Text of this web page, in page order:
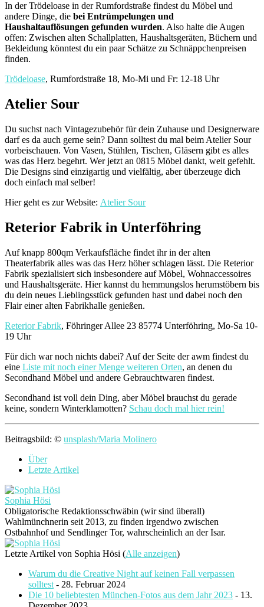
In der Trödeloase in der Rumfordstraße findest du Möbel und
andere Dinge, die bei Entrümpelungen und
Haushaltauflösungen gefunden wurden. Also halte die Augen
offen: Zwischen alten Schallplatten, Haushaltsgeräten, Büchern und
Bekleidung könntest du ein paar Schätze zu Schnäppchenpreisen
finden.
Trödeloase, Rumfordstraße 18, Mo-Mi und Fr: 12-18 Uhr
Atelier Sour
Du suchst nach Vintagezubehör für dein Zuhause und Designerware
darf es da auch gerne sein? Dann solltest du mal beim Atelier Sour
vorbeischauen. Von Vasen, Stühlen, Tischen, Gläsern gibt es alles
was das Herz begehrt. Wer jetzt an 0815 Möbel dankt, weit gefehlt.
Die Designs sind einzigartig und vielfältig, aber überzeuge dich
doch einfach mal selber!
Hier geht es zur Website: Atelier Sour
Reterior Fabrik in Unterföhring
Auf knapp 800qm Verkaufsfläche findet ihr in der alten
Theaterfabrik alles was das Herz höher schlagen lässt. Die Reterior
Fabrik spezialisiert sich insbesondere auf Möbel, Wohnaccessoires
und Haushaltsgeräte. Hier kannst du hemmungslos herumstöbern bis
du dein neues Lieblingsstück gefunden hast und dabei noch den
Flair einer alten Fabrikhalle genießen.
Reterior Fabrik, Föhringer Allee 23 85774 Unterföhring, Mo-Sa 10-
19 Uhr
Für dich war noch nichts dabei? Auf der Seite der awm findest du
eine Liste mit noch einer Menge weiteren Orten, an denen du
Secondhand Möbel und andere Gebrauchtwaren findest.
Secondhand ist voll dein Ding, aber Möbel brauchst du gerade
keine, sondern Winterklamotten? Schau doch mal hier rein!
Beitragsbild: © unsplash/Maria Molinero
Über
Letzte Artikel
Sophia Hösi
Obligatorische Redaktionsschwäbin (wir sind überall)
Wahlmünchnerin seit 2013, zu finden irgendwo zwischen
Ostbahnhof und Sendlinger Tor, wahrscheinlich an der Isar.
Letzte Artikel von Sophia Hösi (Alle anzeigen)
Warum du die Creative Night auf keinen Fall verpassen
solltest - 28. Februar 2024
Die 10 beliebtesten München-Fotos aus dem Jahr 2023 - 13.